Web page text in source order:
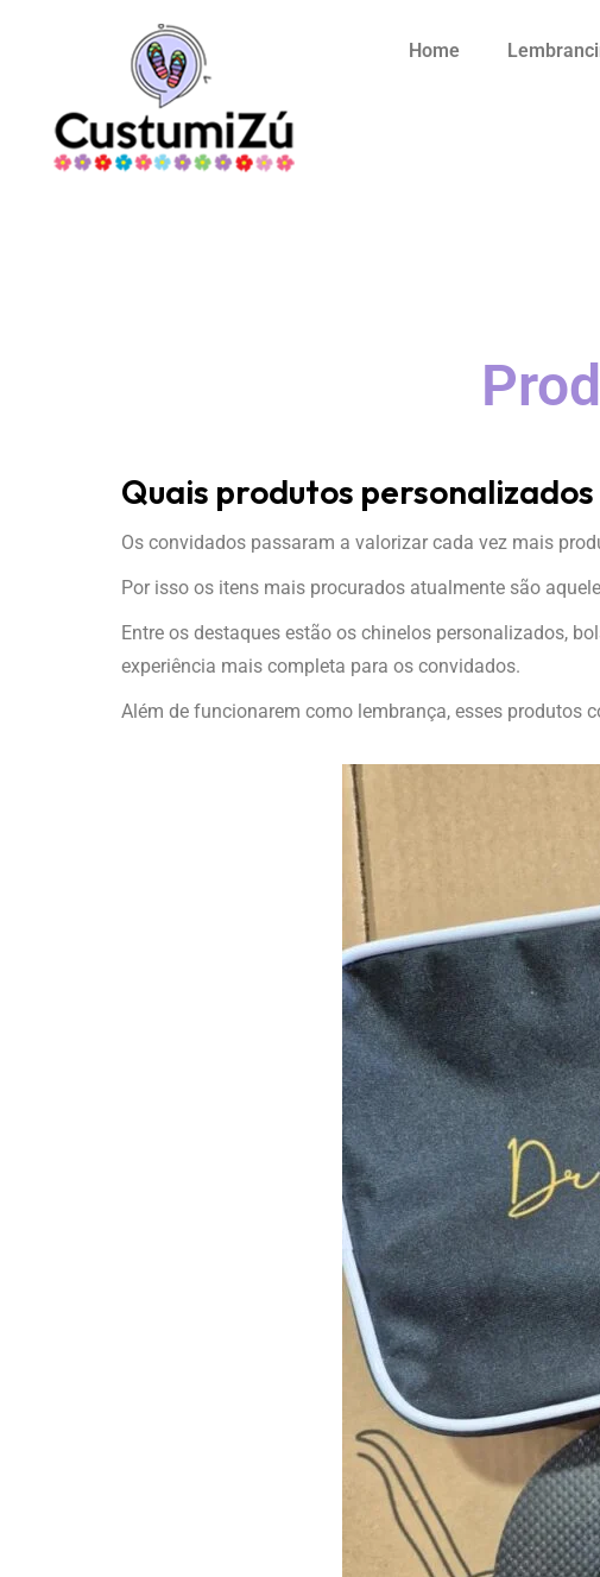
Home
Quais produtos
Os convidados passaram a valorizar cada vez mais
Por isso os itens mais procurados atualmente são
Entre os destaques estão os chinelos personalizados,
experiência mais completa para os convidados.
Além de funcionarem como lembrança, esses produtos